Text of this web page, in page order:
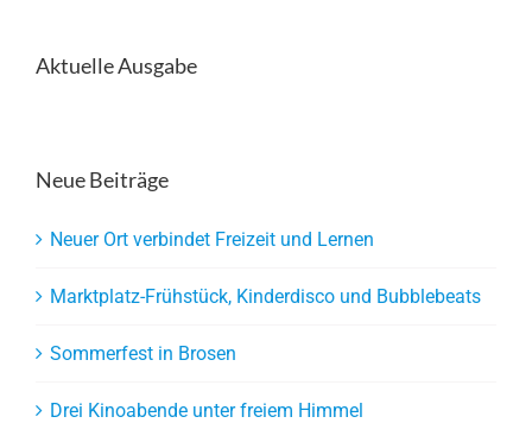
Aktuelle Ausgabe
Neue Beiträge
Neuer Ort verbindet Freizeit und Lernen
Marktplatz-Frühstück, Kinderdisco und Bubblebeats
Sommerfest in Brosen
Drei Kinoabende unter freiem Himmel